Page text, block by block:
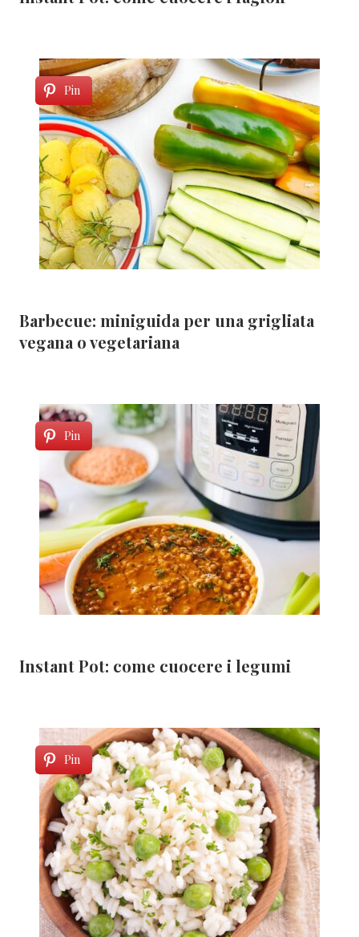
Pin
Barbecue: miniguida per una grigliata
vegana o vegetariana
Pin
Instant Pot: come cuocere i legumi
Pin